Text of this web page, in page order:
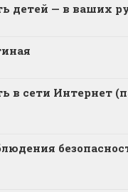
детей — в ваших
в сети Интернет